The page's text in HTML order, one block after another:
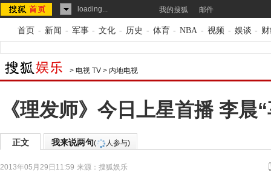
loading... 我的搜狐 邮件
首页 - 新闻 - 军事 - 文化 - 历史 - 体育 - NBA - 视频 - 娱谈 -
> 电视 TV > 内地电视
《理发师》今日上星首播 李晨
正文 我来说两句( 人参与)
2013年05月29日11:59 来源： 搜狐娱乐